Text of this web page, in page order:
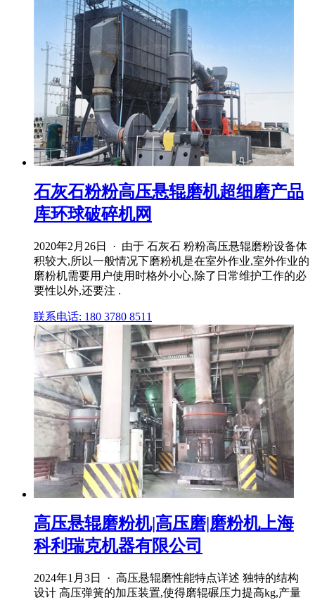
石灰石粉粉高压悬辊磨机超细磨产品
库环球破碎机网
2020年2月26日 · 由于 石灰石 粉粉高压悬辊磨粉设备体
积较大,所以一般情况下磨粉机是在室外作业,室外作业的
磨粉机需要用户使用时格外小心,除了日常维护工作的必
要性以外,还要注 .
联系电话: 180 3780 8511
高压悬辊磨粉机|高压磨|磨粉机上海
科利瑞克机器有限公司
2024年1月3日 · 高压悬辊磨性能特点详述 独特的结构
设计 高压弹簧的加压装置,使得磨辊碾压力提高kg,产量